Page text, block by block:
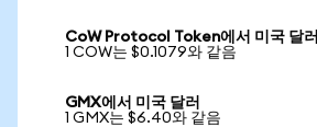
CoW Protocol Token에서 미국 달러
1 COW는 $0.1079와 같음
GMX에서 미국 달러
1 GMX는 $6.40와 같음